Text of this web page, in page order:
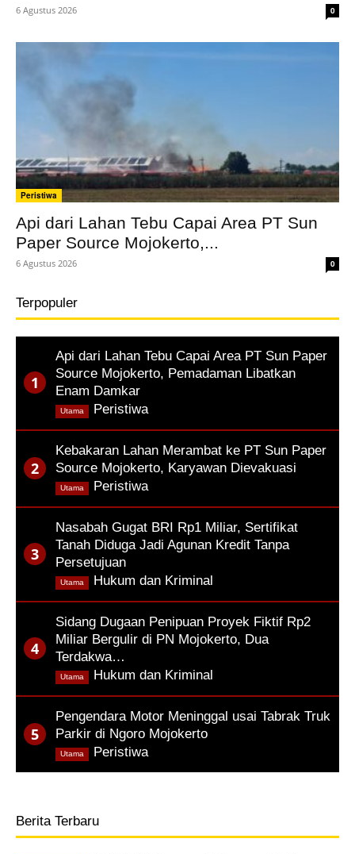
6 Agustus 2026 0
Peristiwa
Api dari Lahan Tebu Capai Area PT Sun
Paper Source Mojokerto,...
6 Agustus 2026 0
Terpopuler
Api dari Lahan Tebu Capai Area PT Sun Paper
Source Mojokerto, Pemadaman Libatkan
Enam Damkar
Peristiwa
Utama
Kebakaran Lahan Merambat ke PT Sun Paper
Source Mojokerto, Karyawan Dievakuasi
Peristiwa
Utama
Nasabah Gugat BRI Rp1 Miliar, Sertifikat
Tanah Diduga Jadi Agunan Kredit Tanpa
Persetujuan
Hukum dan Kriminal
Utama
Sidang Dugaan Penipuan Proyek Fiktif Rp2
Miliar Bergulir di PN Mojokerto, Dua
Terdakwa…
Hukum dan Kriminal
Utama
Pengendara Motor Meninggal usai Tabrak Truk
Parkir di Ngoro Mojokerto
Peristiwa
Utama
Berita Terbaru